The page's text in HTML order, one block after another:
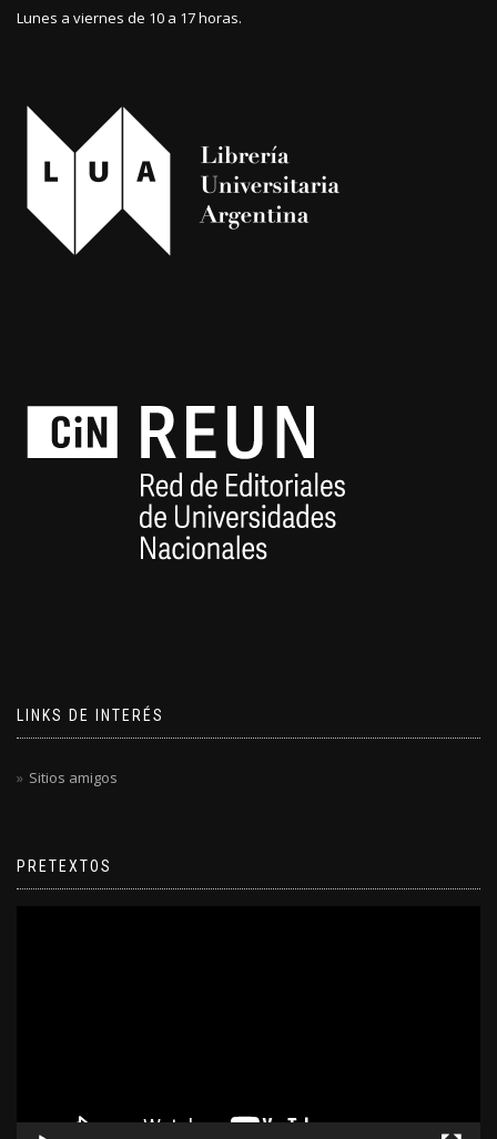
Lunes a viernes de 10 a 17 horas.
LINKS DE INTERÉS
Sitios amigos
PRETEXTOS